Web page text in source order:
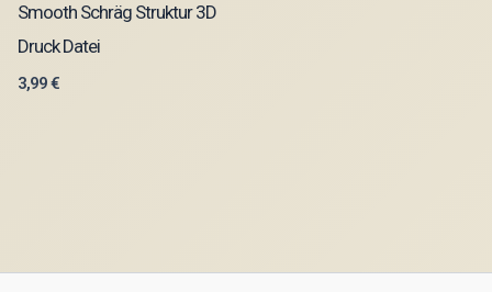
Smooth Schräg Struktur 3D
Druck Datei
3,99€